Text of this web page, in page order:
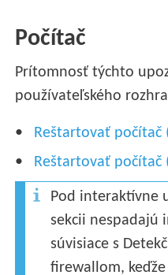
Počítač
Prítomnosť týchto
používateľského
Reštartovať počítač
Reštartovať počítač
Pod interaktívne
sekcii nespadajú
súvisiace s
firewallom,